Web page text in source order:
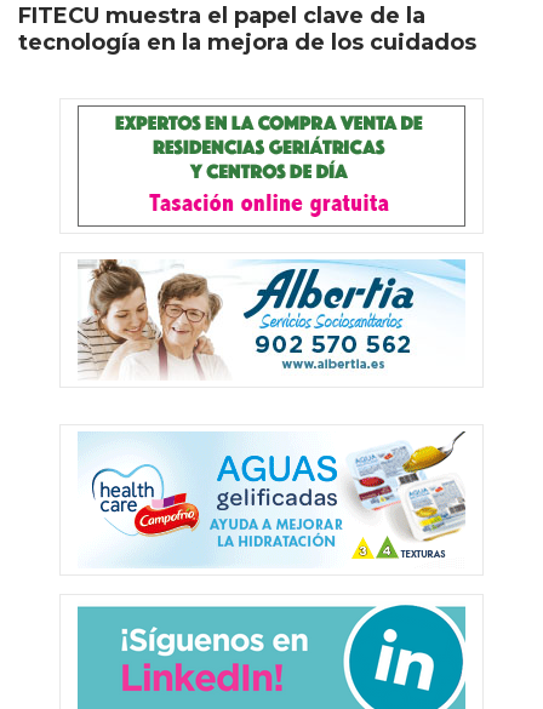
FITECU muestra el papel clave de la
tecnología en la mejora de los cuidados